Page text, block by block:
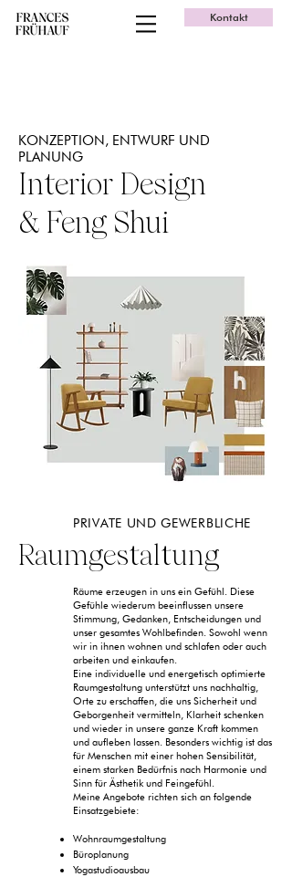
Kontakt
KONZEPTION, ENTWURF UND
PLANUNG
Interior Design
& Feng Shui
PRIVATE UND GEWERBLICHE
Raumgestaltung
Räume erzeugen in uns ein Gefühl. Diese
Gefühle wiederum beeinflussen unsere
Stimmung, Gedanken, Entscheidungen und
unser gesamtes Wohlbefinden. Sowohl wenn
wir in ihnen wohnen und schlafen oder auch
arbeiten und einkaufen.
Eine individuelle und energetisch optimierte
Raumgestaltung unterstützt uns nachhaltig,
Orte zu erschaffen, die uns Sicherheit und
Geborgenheit vermitteln, Klarheit schenken
und wieder in unsere ganze Kraft kommen
und aufleben lassen. Besonders wichtig ist das
für Menschen mit einer hohen Sensibilität,
einem starken Bedürfnis nach Harmonie und
Sinn für Ästhetik und Feingefühl.
Meine Angebote richten sich an folgende
Einsatzgebiete:
Wohnraumgestaltung
Büroplanung
Yogastudioausbau